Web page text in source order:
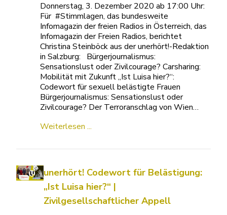
Donnerstag, 3. Dezember 2020 ab 17:00 Uhr:
Für #Stimmlagen, das bundesweite
Infomagazin der freien Radios in Österreich, das
Infomagazin der Freien Radios, berichtet
Christina Steinböck aus der unerhört!-Redaktion
in Salzburg: Bürgerjournalismus:
Sensationslust oder Zivilcourage? Carsharing:
Mobilität mit Zukunft „Ist Luisa hier?“:
Codewort für sexuell belästigte Frauen
Bürgerjournalismus: Sensationslust oder
Zivilcourage? Der Terroranschlag von Wien…
Weiterlesen ...
unerhört! Codewort für Belästigung:
„Ist Luisa hier?“ |
Zivilgesellschaftlicher Appell